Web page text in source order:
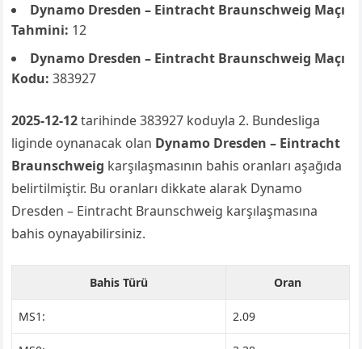
Dynamo Dresden – Eintracht Braunschweig Maçı
Tahmini: 12
Dynamo Dresden – Eintracht Braunschweig Maçı
Kodu: 383927
2025-12-12tarihinde 383927 koduyla 2. Bundesliga
liginde oynanacak olan Dynamo Dresden – Eintracht
Braunschweig karşılaşmasının bahis oranları aşağıda
belirtilmiştir. Bu oranları dikkate alarak Dynamo
Dresden – Eintracht Braunschweig karşılaşmasına
bahis oynayabilirsiniz.
Bahis Türü Oran
MS1: 2.09